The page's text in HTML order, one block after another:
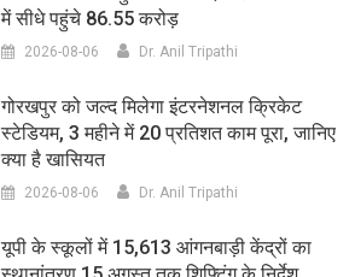
में सीधे पहुंचे 86.55 करोड़
2026-08-06 Dr. Anil Tripathi
गोरखपुर को जल्द मिलेगा इंटरनेशनल क्रिकेट
स्टेडियम, 3 महीने में 20 प्रतिशत काम पूरा, जानिए
क्या है खासियत
2026-08-06 Dr. Anil Tripathi
यूपी के स्कूलों में 15,613 आंगनबाड़ी केंद्रों का